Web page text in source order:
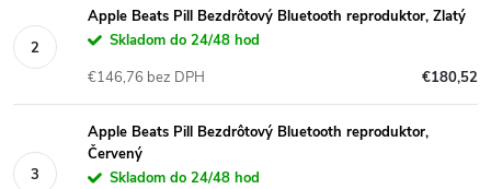
Apple Beats Pill Bezdrôtový Bluetooth reproduktor, Zlatý
Skladom do 24/48 hod
€180,52
€146,76 bez DPH
Apple Beats Pill Bezdrôtový Bluetooth reproduktor,
Červený
Skladom do 24/48 hod